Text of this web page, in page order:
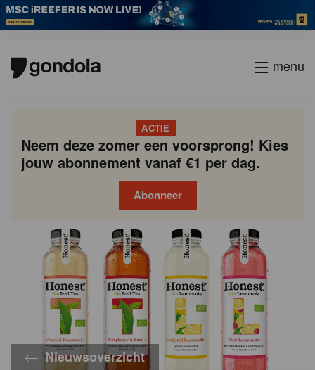
menu
ACTIE
Neem deze zomer een voorsprong! Kies
jouw abonnement vanaf €1 per dag.
Abonneer
Nieuwsoverzicht